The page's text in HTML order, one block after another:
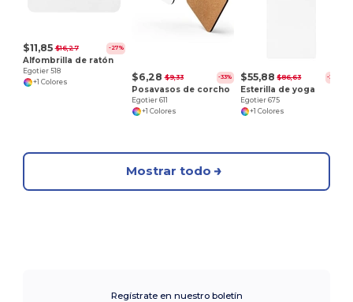
$11,85 $16,27 -27%
Alfombrilla de ratón
Egotier 518
+1 Colores
$6,28 $9,33 -33%
Posavasos de corcho
Egotier 611
+1 Colores
$55,88 $86,63 -35%
Esterilla de yoga
Egotier 675
+1 Colores
Mostrar todo
Regístrate en nuestro boletín